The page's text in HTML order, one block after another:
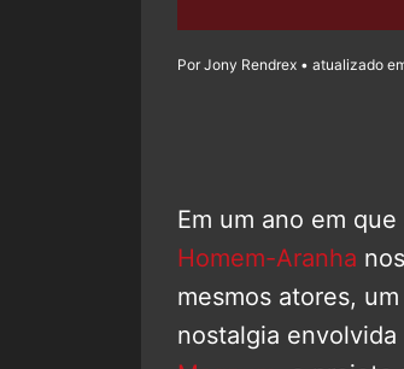
Por Jony Rendrex • atualizado
Em um ano em
Homem-Aranha
mesmos atores,
nostalgia